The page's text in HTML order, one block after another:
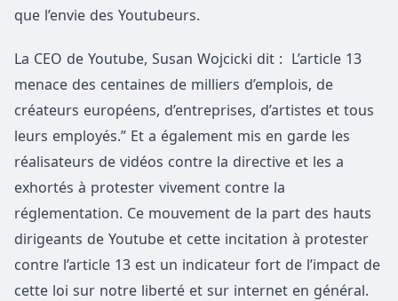
que l’envie des Youtubeurs.
La CEO de Youtube, Susan Wojcicki dit : L’article 13
menace des centaines de milliers d’emplois, de
créateurs européens, d’entreprises, d’artistes et tous
leurs employés.” Et a également mis en garde les
réalisateurs de vidéos contre la directive et les a
exhortés à protester vivement contre la
réglementation. Ce mouvement de la part des hauts
dirigeants de Youtube et cette incitation à protester
contre l’article 13 est un indicateur fort de l’impact de
cette loi sur notre liberté et sur internet en général.